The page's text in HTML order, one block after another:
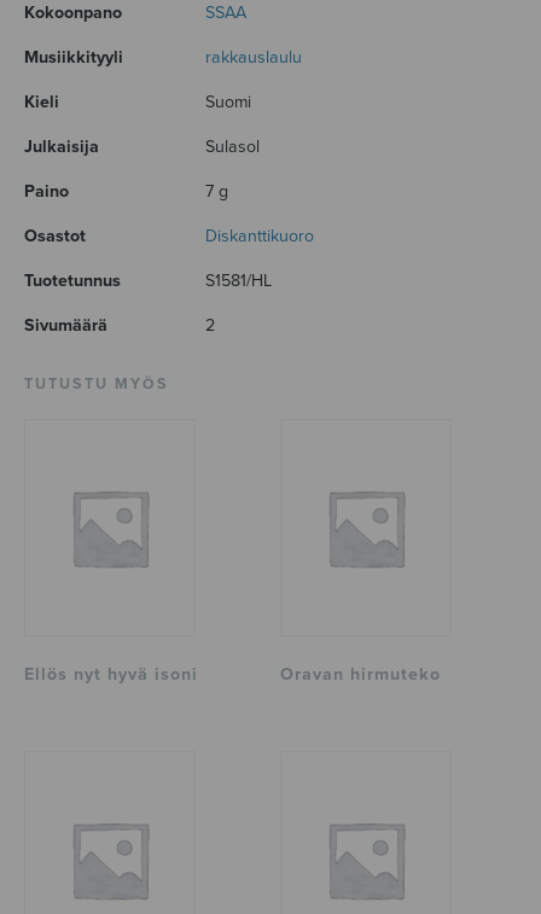
Kokoonpano
SSAA
Musiikkityyli rakkauslaulu
Kieli Suomi
Julkaisija Sulasol
Paino 7 g
Osastot Diskanttikuoro
Tuotetunnus S1581/HL
Sivumäärä 2
TUTUSTU MYÖS
Ellös nyt hyvä isoni Oravan hirmuteko